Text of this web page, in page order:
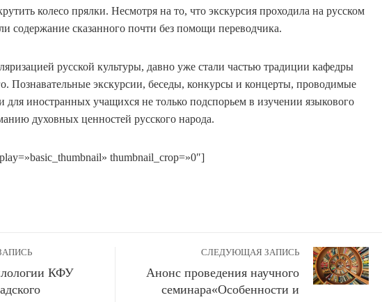
колесо прялки. Несмотря на то, что экскурсия проходила на русском
содержание сказанного почти без помощи переводчика.
русской культуры, давно уже стали частью традиции кафедры
Познавательные экскурсии, беседы, конкурсы и концерты, проводимые
для иностранных учащихся не только подспорьем в изучении языкового
духовных ценностей русского народа.
thumbnail_crop=»0″]
КФУ
СЛЕДУЮЩАЯ ЗАПИСЬ
Анонс проведения научного
семинара«Особенности и